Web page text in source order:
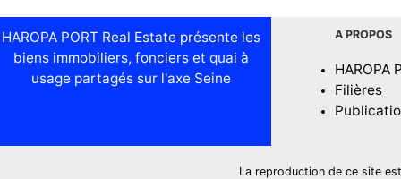
HAROPA PORT Real Estate présente les
biens immobiliers, fonciers et quai à
usage partagés sur l'axe Seine
A PROPOS
HAROPA
Filières
La reproduction de ce site